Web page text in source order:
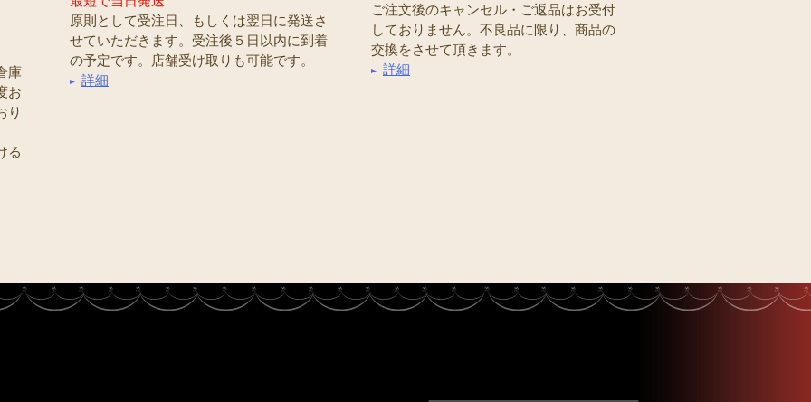
庫
お
り
る
原則として受注日、もしくは翌日に発送さ
せていただきます。受注後５日以内に到着
の予定です。店舗受け取りも可能です。
詳細
ご注文後のキャンセル・ご返品はお受付
しておりません。不良品に限り、商品の
交換をさせて頂きます。
詳細